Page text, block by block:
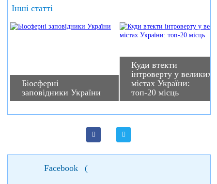
Інші статті
Біосферні
заповідники України
Куди втекти
інтроверту у великих
містах України:
топ-20 місць
Facebook (